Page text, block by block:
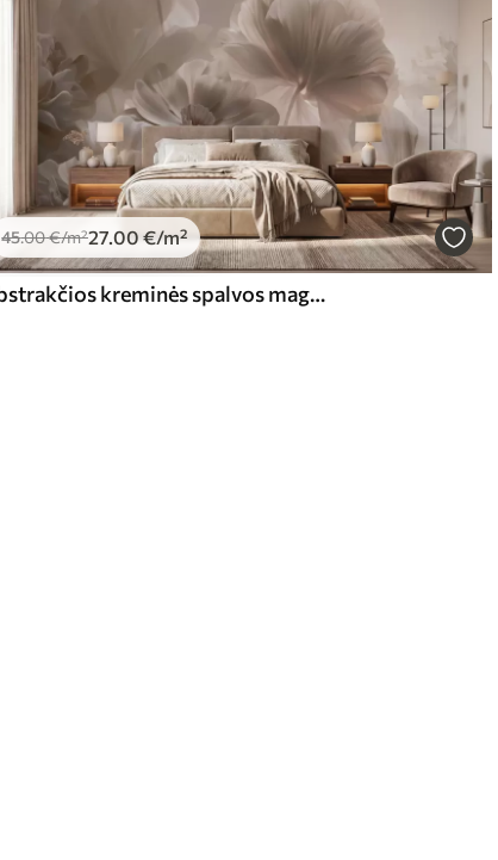
45.00€/m²27 .00 €/m²
Abstrakčios kreminės spalvos magnolijos žiedlapių iliustracija